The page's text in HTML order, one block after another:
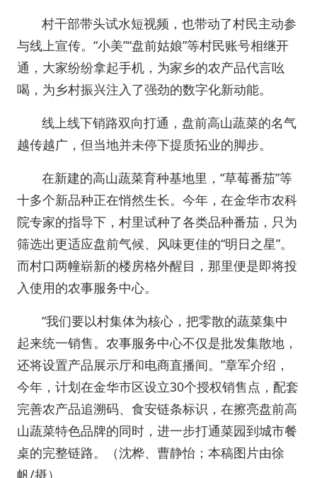
村干部带头试水短视频，也带动了村民主动参
与线上宣传。“小美”“盘前姑娘”等村民账号相继开
通，大家纷纷拿起手机，为家乡的农产品代言吆
喝，为乡村振兴注入了强劲的数字化新动能。
线上线下销路双向打通，盘前高山蔬菜的名气
越传越广，但当地并未停下提质拓业的脚步。
在新建的高山蔬菜育种基地里，“草莓番茄”等
十多个新品种正在悄然生长。今年，在金华市农科
院专家的指导下，村里试种了各类品种番茄，只为
筛选出更适应盘前气候、风味更佳的“明日之星”。
而村口两幢崭新的楼房格外醒目，那里便是即将投
入使用的农事服务中心。
“我们要以村集体为核心，把零散的蔬菜集中
起来统一销售。农事服务中心不仅是批发集散地，
还将设置产品展示厅和电商直播间。”章军介绍，
今年，计划在金华市区设立30个授权销售点，配套
完善农产品追溯码、食安链条标识，在擦亮盘前高
山蔬菜特色品牌的同时，进一步打通菜园到城市餐
桌的完整链路。（沈桦、曹静怡；本稿图片由徐
帆/摄）